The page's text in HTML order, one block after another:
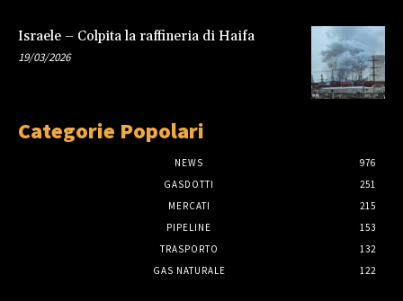
Israele – Colpita la raffineria di Haifa
19/03/2026
Categorie Popolari
NEWS
976
GASDOTTI
251
MERCATI
215
PIPELINE
153
TRASPORTO
132
GAS NATURALE
122